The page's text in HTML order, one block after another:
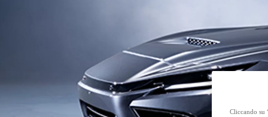
Cliccando su